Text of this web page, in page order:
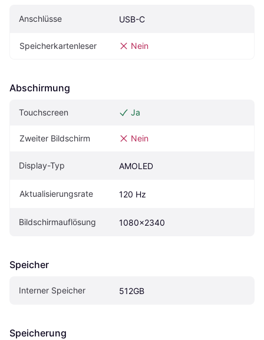
Anschlüsse USB-C
Speicherkartenleser Nein
Abschirmung
Touchscreen Ja
Zweiter Bildschirm Nein
Display-Typ AMOLED
Aktualisierungsrate 120 Hz
Bildschirmauflösung 1080x2340
Speicher
Interner Speicher 512GB
Speicherung